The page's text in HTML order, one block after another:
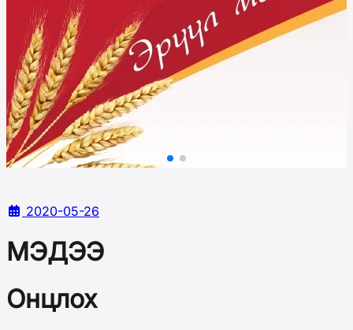
2020-05-26
МЭДЭЭ
Онцлох